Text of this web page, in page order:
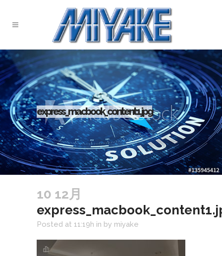
express_macbook_content1.jpg
10 12月
Posted at 11:19h in by miyake